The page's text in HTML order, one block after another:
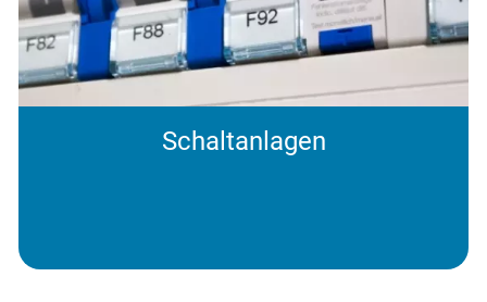
Schaltanlagen